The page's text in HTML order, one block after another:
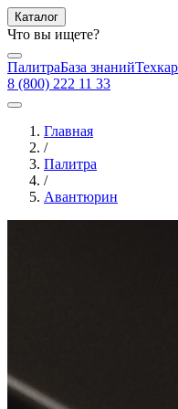
Каталог
Что вы ищете?
ПалитраБаза знаний
8 (800) 222 11 33
Главная
/
Палитра
/
Авантюрин